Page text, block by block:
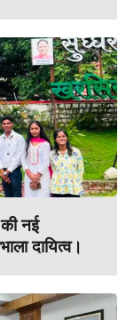
की नई
दायित्व।